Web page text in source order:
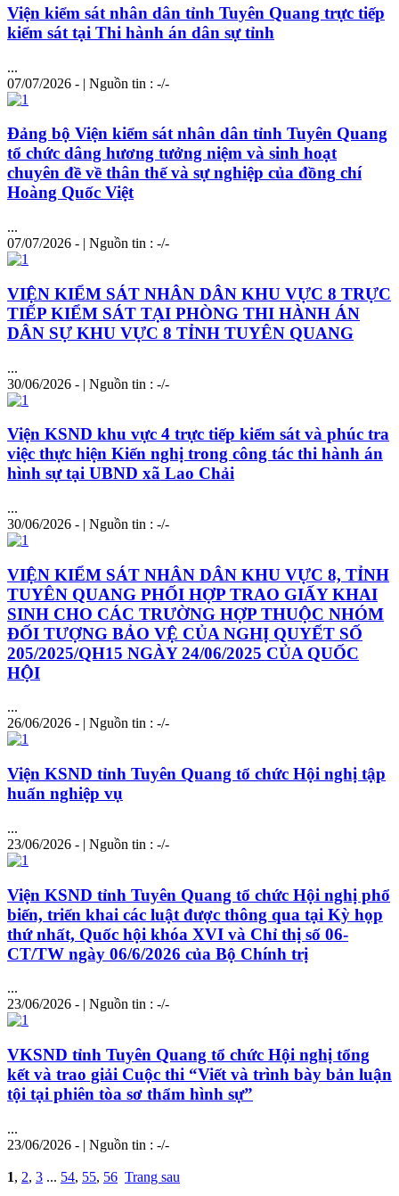
Viện kiểm sát nhân dân tỉnh Tuyên Quang trực tiếp
kiểm sát tại Thi hành án dân sự tỉnh
...
07/07/2026 - | Nguồn tin : -/-
Đảng bộ Viện kiểm sát nhân dân tỉnh Tuyên Quang
tổ chức dâng hương tưởng niệm và sinh hoạt
chuyên đề về thân thế và sự nghiệp của đồng chí
Hoàng Quốc Việt
...
07/07/2026 - | Nguồn tin : -/-
VIỆN KIỂM SÁT NHÂN DÂN KHU VỰC 8 TRỰC
TIẾP KIỂM SÁT TẠI PHÒNG THI HÀNH ÁN
DÂN SỰ KHU VỰC 8 TỈNH TUYÊN QUANG
...
30/06/2026 - | Nguồn tin : -/-
Viện KSND khu vực 4 trực tiếp kiểm sát và phúc tra
việc thực hiện Kiến nghị trong công tác thi hành án
hình sự tại UBND xã Lao Chải
...
30/06/2026 - | Nguồn tin : -/-
VIỆN KIỂM SÁT NHÂN DÂN KHU VỰC 8, TỈNH
TUYÊN QUANG PHỐI HỢP TRAO GIẤY KHAI
SINH CHO CÁC TRƯỜNG HỢP THUỘC NHÓM
ĐỐI TƯỢNG BẢO VỆ CỦA NGHỊ QUYẾT SỐ
205/2025/QH15 NGÀY 24/06/2025 CỦA QUỐC
HỘI
...
26/06/2026 - | Nguồn tin : -/-
Viện KSND tỉnh Tuyên Quang tổ chức Hội nghị tập
huấn nghiệp vụ
...
23/06/2026 - | Nguồn tin : -/-
Viện KSND tỉnh Tuyên Quang tổ chức Hội nghị phổ
biến, triển khai các luật được thông qua tại Kỳ họp
thứ nhất, Quốc hội khóa XVI và Chỉ thị số 06-
CT/TW ngày 06/6/2026 của Bộ Chính trị
...
23/06/2026 - | Nguồn tin : -/-
VKSND tỉnh Tuyên Quang tổ chức Hội nghị tổng
kết và trao giải Cuộc thi “Viết và trình bày bản luận
tội tại phiên tòa sơ thẩm hình sự”
...
23/06/2026 - | Nguồn tin : -/-
1, 2, 3 ... 54, 55, 56 Trang sau